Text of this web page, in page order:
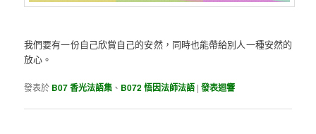
我們要有一份自己欣賞自己的安然，同時也能帶給別人一種安然的
放心。
發表於 B07 香光法語集 、 B072 悟因法師法語 |發表迴響